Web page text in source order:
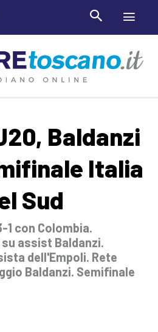
Baldanzi
Italia
Sud
1 con Colombia.
assist Baldanzi.
dell'Empoli. Rete
Baldanzi. Semifinale